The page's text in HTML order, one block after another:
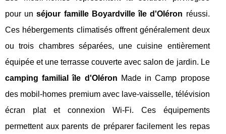
pour unséjour famille Boyardville île d'Oléron réussi.
Ces hébergements climatisés offrent généralement deux
ou trois chambres séparées, une cuisine entièrement
équipée et une terrasse couverte avec salon de jardin. Le
camping familial île d'Oléron Made in Camp propose
des mobil-homes premium avec lave-vaisselle, télévision
écran plat et connexion Wi-Fi. Ces équipements
permettent aux parents de préparer facilement les repas